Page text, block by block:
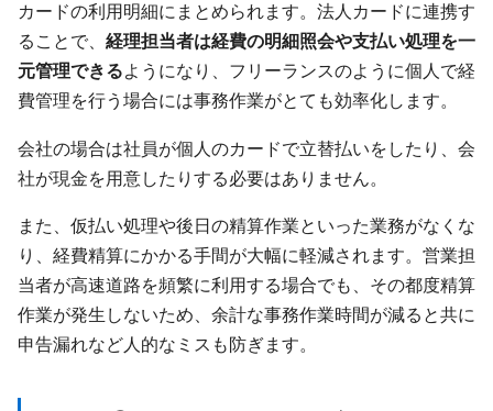
カードの利用明細にまとめられます。法人カードに連携す
ることで、 経理担当者は経費の明細照会や支払い処理を一
元管理できるようになり、フリーランスのように個人で経
費管理を行う場合には事務作業がとても効率化します。
会社の場合は社員が個人のカードで立替払いをしたり、会
社が現金を用意したりする必要はありません。
また、仮払い処理や後日の精算作業といった業務がなくな
り、経費精算にかかる手間が大幅に軽減されます。営業担
当者が高速道路を頻繁に利用する場合でも、その都度精算
作業が発生しないため、余計な事務作業時間が減ると共に
申告漏れなど人的なミスも防ぎます。